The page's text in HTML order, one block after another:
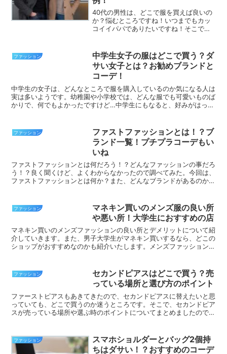
40代の男性は、どこで服を買えば良いの
か？悩むところですね！いつまでもカッ
コイイパパでありたいですね！そこで、
らには、服を選ぶポイントなどについて
も紹介していきます。...
ファッション
中学生女子の服はどこで買う？ダ
サい女子とは？お勧めブランドと
コーデ！
中学生の女子は、どんなところで服を購入しているのか気になる人は
実は多いようです。幼稚園や小学校では、どんな服でも可愛いものば
かりで、何でもよかったですけど…中学生にもなると、好みがはっき
ファッション
ファストファッションとは！？ブ
ランド一覧！プチプラコーデもい
いね
ファストファッションとは何だろう！？どんなファッションの事だろ
う！？良く聞くけど、よくわからなかったので調べてみた。今回は、
ファストファッションとは何か？また、どんなブランドがあるのか？
ファッション
マネキン買いのメンズ服の良い所
や悪い所！大学生におすすめの店
マネキン買いのメンズファッションの良い所とデメリットについて紹
介していきます。また、男子大学生がマネキン買いするなら、どこの
ショップがおすすめなのかも紹介いたします。メンズファッションで
ファッション
セカンドピアスはどこで買う？売
っている場所と選び方のポイント
ファーストピアスもあきてきたので、セカンドピアスに替えたいと思
っていても、どこで買うのか迷うところです。そこで、セカンドピア
スが売っている場所や選ぶ時のポイントについてまとめましたので、
ファッション
スマホショルダーとバッグ2個持
ちはダサい！？おすすめのコーデ